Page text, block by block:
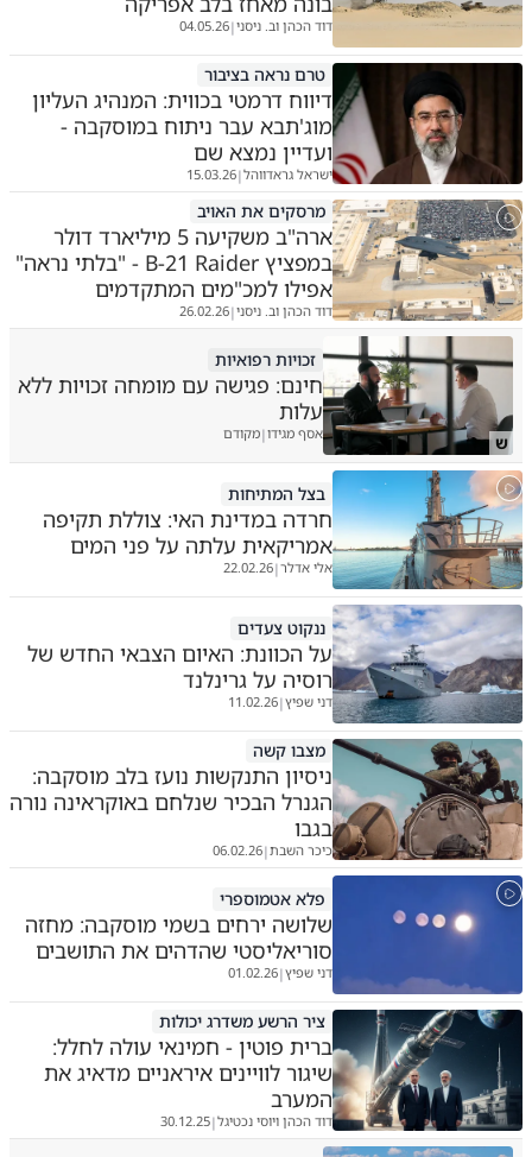
דוד הכהן וב. ניסני|
04.05.26
טרם נראה בציבור
דיווח דרמטי בכווית: המנהיג העליון
מוג'תבא עבר ניתוח במוסקבה -
ועדיין נמצא שם
ישראל גראדווהל|
15.03.26
מרסקים את האויב
ארה"ב משקיעה 5 מיליארד דולר
במפציץ B-21 Raider - "בלתי נראה"
אפילו למכ"מים המתקדמים
דוד הכהן וב. ניסני|
26.02.26
ש
זכויות רפואיות
חינם: פגישה עם מומחה זכויות ללא
עלות
אסף מגידו|מקודם
בצל המתיחות
חרדה במדינת האי: צוללת תקיפה
אמריקאית עלתה על פני המים
אלי אדלר|
22.02.26
ננקוט צעדים
על הכוונת: האיום הצבאי החדש של
רוסיה על גרינלנד
דני שפיץ|
11.02.26
מצבו קשה
ניסיון התנקשות נועז בלב מוסקבה:
הגנרל הבכיר שנלחם באוקראינה נורה
בגבו
כיכר השבת|
06.02.26
פלא אטמוספרי
שלושה ירחים בשמי מוסקבה: מחזה
סוריאליסטי שהדהים את התושבים
דני שפיץ|
01.02.26
ציר הרשע משדרג יכולות
ברית פוטין - חמינאי עולה לחלל:
שיגור לוויינים איראניים מדאיג את
המערב
דוד הכהן ויוסי נכטיגל|
30.12.25